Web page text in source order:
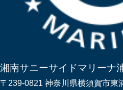
湘南サニーサイドマリーナ
〒239-0821 神奈川県横須賀市東